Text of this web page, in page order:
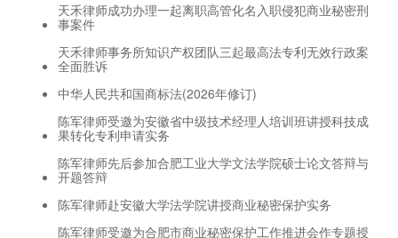
天禾律师成功办理一起离职高管化名入职侵犯商业秘密刑
事案件
天禾律师事务所知识产权团队三起最高法专利无效行政案
全面胜诉
中华人民共和国商标法(2026年修订)
陈军律师受邀为安徽省中级技术经理人培训班讲授科技成
果转化专利申请实务
陈军律师先后参加合肥工业大学文法学院硕士论文答辩与
开题答辩
陈军律师赴安徽大学法学院讲授商业秘密保护实务
陈军律师受邀为合肥市商业秘密保护工作推进会作专题授